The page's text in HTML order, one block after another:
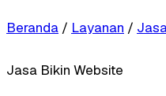
Beranda / Layanan /
Jasa Bikin Website